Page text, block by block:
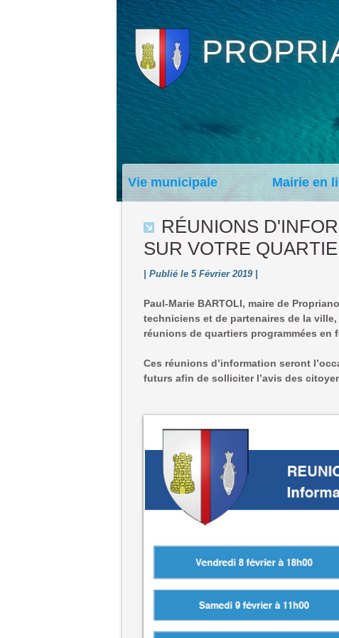
Vie municipale Mairie en
RÉUNIONS
SUR VOTRE
| Publié le 5 Février 2019 |
Paul-Marie BARTOLI, maire de
techniciens et de partenaires de la
réunions de quartiers programmées en
Ces réunions d’information seront
futurs afin de solliciter l’avis des